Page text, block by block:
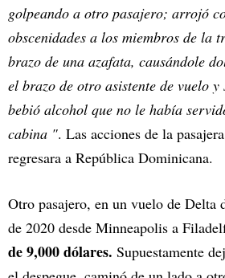
golpeando a otro pasajero; arrojó
obscenidades a los miembros de la
brazo de una azafata, causándole
el brazo de otro asistente de vuelo
bebió alcohol que no le había
cabina ". Las acciones de la
regresara a República Dominicana.
Otro pasajero, en un vuelo de Delta
de 2020 desde Minneapolis a
de 9,000 dólares. Supuestamente